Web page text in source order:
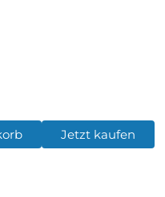
Jetzt kaufen